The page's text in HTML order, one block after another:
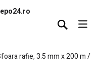
rafie, 3.5 mm x 200 m /